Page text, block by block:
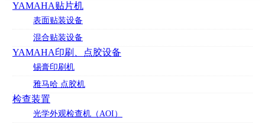
YAMAHA贴片机
表面贴装设备
混合贴装设备
YAMAHA印刷、点胶设备
锡膏印刷机
雅马哈 点胶机
检查装置
光学外观检查机（AOI）